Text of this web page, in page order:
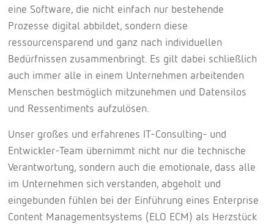
eine Software, die nicht einfach nur bestehende
Prozesse digital abbildet, sondern diese
ressourcensparend und ganz nach individuellen
Bedürfnissen zusammenbringt. Es gilt dabei schließlich
auch immer alle in einem Unternehmen arbeitenden
Menschen bestmöglich mitzunehmen und Datensilos
und Ressentiments aufzulösen.
Unser großes und erfahrenes IT-Consulting- und
Entwickler-Team übernimmt nicht nur die technische
Verantwortung, sondern auch die emotionale, dass alle
im Unternehmen sich verstanden, abgeholt und
eingebunden fühlen bei der Einführung eines Enterprise
Content Managementsystems (ELO ECM) als Herzstück